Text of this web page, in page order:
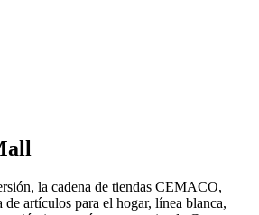
la cadena de tiendas CEMACO,
de artículos para el hogar, línea blanca,